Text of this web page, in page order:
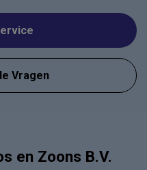
Vragen
en Zoons B.V.